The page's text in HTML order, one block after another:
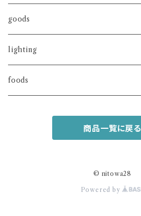
goods
lighting
foods
商品一覧に戻る
© nitowa28
Powered by